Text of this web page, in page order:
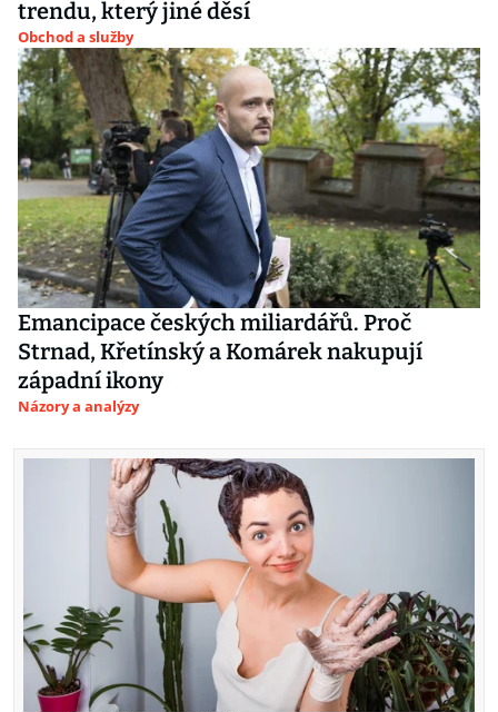
trendu, který jiné děsí
Obchod a služby
Emancipace českých miliardářů. Proč
Strnad, Křetínský a Komárek nakupují
západní ikony
Názory a analýzy